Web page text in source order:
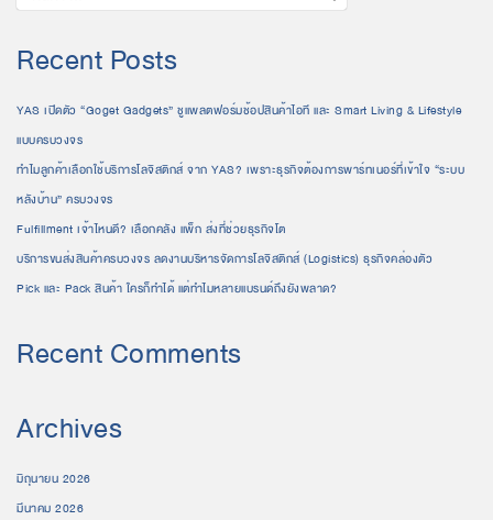
Recent Posts
YAS เปิดตัว “Goget Gadgets” ชูแพลตฟอร์มช้อปสินค้าไอที และ Smart Living & Lifestyle
แบบครบวงจร
ทำไมลูกค้าเลือกใช้บริการโลจิสติกส์ จาก YAS? เพราะธุรกิจต้องการพาร์ทเนอร์ที่เข้าใจ “ระบบ
หลังบ้าน” ครบวงจร
Fulfillment เจ้าไหนดี? เลือกคลัง แพ็ก ส่งที่ช่วยธุรกิจโต
บริการขนส่งสินค้าครบวงจร ลดงานบริหารจัดการโลจิสติกส์ (Logistics) ธุรกิจคล่องตัว
Pick และ Pack สินค้า ใครก็ทำได้ แต่ทำไมหลายแบรนด์ถึงยังพลาด?
Recent Comments
Archives
มิถุนายน 2026
มีนาคม 2026